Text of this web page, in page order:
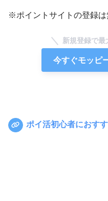
※ポイントサイトの登録は
新規登録で
今すぐモッピ
ポイ活初心者におす